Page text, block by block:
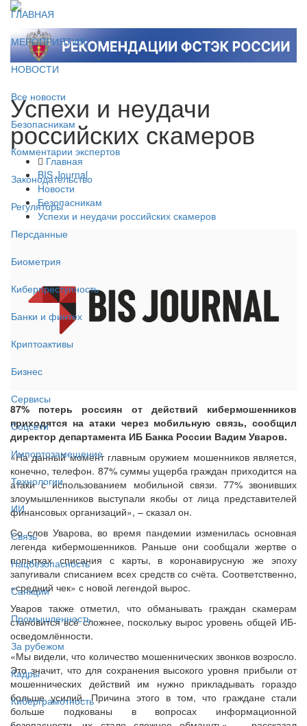
ГЛАВНАЯ
МЕРОПРИЯТИЯ
НОВОСТИ
Все новости
Безопасникам
Комментарии экспертов
Законодательство
Регуляторы
Персданные
Биометрия
Киберпреступность
Банки и финтех
Криптоактивы
Бизнес
Сервисы
Соцсети
Импортозамещение
Технологии
ИИ
Связь
Нацбезопасность
Санкции
Промышленность
За рубежом
Кадры
Киберграмотность
Успехи и неудачи
российских скамеров
Главная
BIS Journal
Новости
Безопасникам
Успехи и неудачи российских скамеров
87% потерь россиян от действий кибермошенников
приходятся на атаки через мобильную связь, сообщил
директор департамента ИБ Банка России Вадим Уваров.
«На данный момент главным оружием мошенников является,
конечно, телефон. 87% суммы ущерба граждан приходится на
атаки с использованием мобильной связи. 77% звонивших
злоумышленников выступали якобы от лица представителей
финансовых организаций», – сказал он.
Со слов Уварова, во время пандемии изменилась основная
легенда кибермошенников. Раньше они сообщали жертве о
попытках списания с карты, в коронавирусную же эпоху
запугивали списанием всех средств со счёта. Соответственно,
«средний чек» с новой легендой вырос.
Уваров также отметил, что обманывать граждан скамерам
становится всё сложнее, поскольку вырос уровень общей ИБ-
осведомлённости.
«Мы видели, что количество мошеннических звонков возросло.
Это значит, что для сохранения высокого уровня прибыли от
мошеннических действий им нужно прикладывать гораздо
больше усилий. Причина этого в том, что граждане стали
больше подкованы в вопросах информационной